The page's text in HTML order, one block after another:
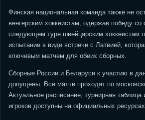
Финская национальная команда также не
венгерским хоккеистам, одержав победу со
следующем туре швейцарским хоккеистам
испытание в виде встречи с Латвией,
ключевым матчем для обеих сборных.
Сборные России и Беларуси к участию в
допущены. Все матчи проходят по
Актуальное расписание, турнирная таблица
игроков доступны на официальных